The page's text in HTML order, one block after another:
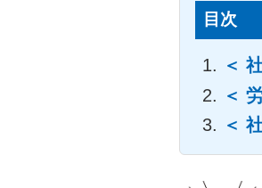
目次
＜
＜
＜